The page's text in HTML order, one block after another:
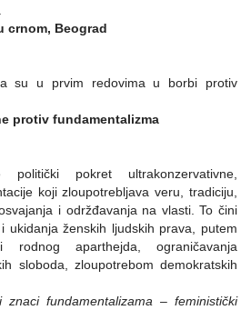
crnom, Beograd
su u prvim redovima u borbi protiv
protiv fundamentalizma
politički pokret ultrakonzervativne,
koji zloupotrebljava veru, tradiciju,
i održđavanja na vlasti. To čini
ukidanja ženskih ljudskih prava, putem
rodnog aparthejda, ograničavanja
sloboda, zloupotrebom demokratskih
znaci fundamentalizama – feministički